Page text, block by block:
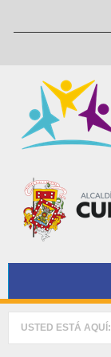
USTED ESTÁ AQUÍ: